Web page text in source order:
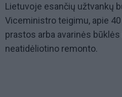
Lietuvoje esančių užtvankų
Viceministro teigimu, apie
prastos arba avarinės būklės
neatidėliotino remonto.